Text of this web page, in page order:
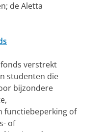
de Aletta
verstrekt
studenten die
bijzondere
functiebeperking of
of